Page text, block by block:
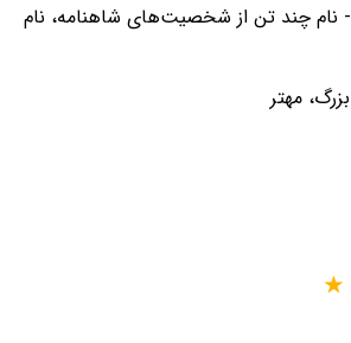
بیوَرد - فارسی - bivard - نام چند تن از شخصیت‌های شاهنامه، نام